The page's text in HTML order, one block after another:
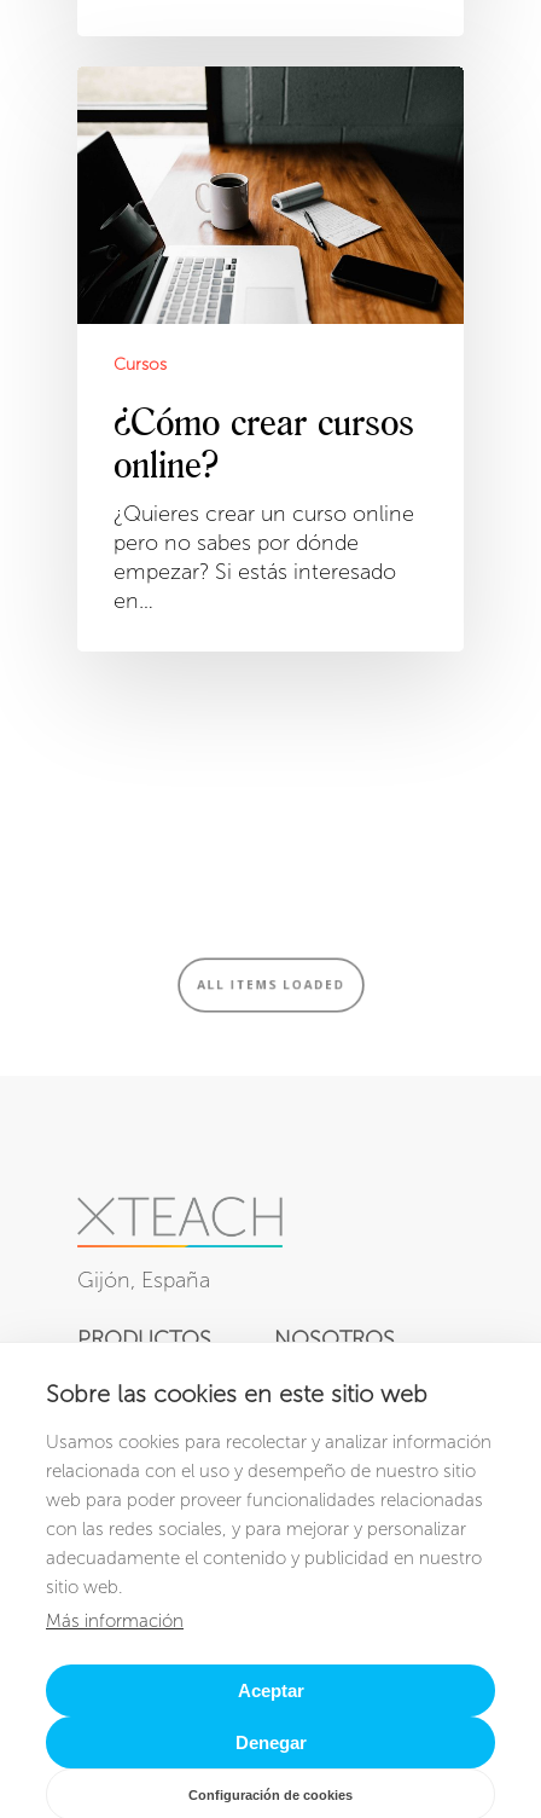
Sobre las cookies en este sitio web
Usamos cookies para recolectar y analizar información
relacionada con el uso y desempeño de nuestro sitio
web para poder proveer funcionalidades relacionadas
con las redes sociales, y para mejorar y personalizar
adecuadamente el contenido y publicidad en nuestro
sitio web.
Más información
Aceptar
Denegar
Configuración de cookies
Cursos
¿Cómo crear cursos
online?
¿Quieres crear un curso online
pero no sabes por dónde
empezar? Si estás interesado
en…
PRODUCTOS
XCRIBA
XCHOOL
NOSOTROS
CONTACTO
Contacta
Pide una demo
RECURSOS
Ayuda en XCRIBA
Ayuda en XCHOOL
Soporte
© XTEACHTérminos y privacidad|Política de